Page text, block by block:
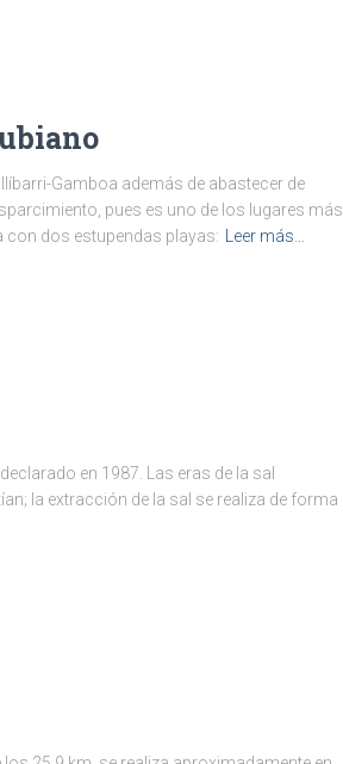
Gamboa además de abastecer de
pues es uno de los lugares más
con dos estupendas playas:
Leer más…
en 1987. Las eras de la sal
la extracción de la sal se realiza de forma